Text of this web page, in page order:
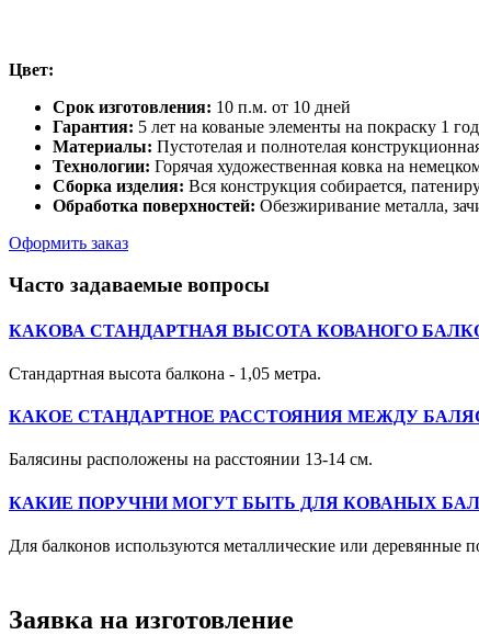
Цвет:
Срок изготовления: 10 п.м. от 10 дней
Гарантия: 5 лет на кованые элементы на покраску 1 год
Материалы: Пустотелая и полнотелая
Технологии: Горячая художественная ковка на
Сборка изделия: Вся конструкция собирается,
Обработка поверхностей: Обезжиривание металла,
Оформить заказ
Часто задаваемые вопросы
КАКОВА СТАНДАРТНАЯ ВЫСОТА КОВАНОГО
Стандартная высота балкона - 1,05 метра.
КАКОЕ СТАНДАРТНОЕ РАССТОЯНИЯ МЕЖДУ
Балясины расположены на расстоянии 13-14 см.
КАКИЕ ПОРУЧНИ МОГУТ БЫТЬ ДЛЯ КОВАНЫХ
Для балконов используются металлические или деревянные
Заявка на изготовление